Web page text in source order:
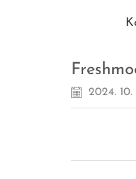
2024. 10.